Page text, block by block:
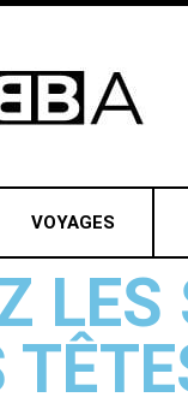
VOYAGES